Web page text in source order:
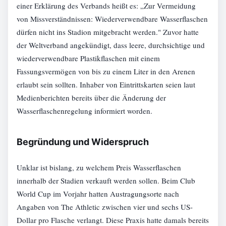
einer Erklärung des Verbands heißt es: „Zur Vermeidung
von Missverständnissen: Wiederverwendbare Wasserflaschen
dürfen nicht ins Stadion mitgebracht werden." Zuvor hatte
der Weltverband angekündigt, dass leere, durchsichtige und
wiederverwendbare Plastikflaschen mit einem
Fassungsvermögen von bis zu einem Liter in den Arenen
erlaubt sein sollten. Inhaber von Eintrittskarten seien laut
Medienberichten bereits über die Änderung der
Wasserflaschenregelung informiert worden.
Begründung und Widerspruch
Unklar ist bislang, zu welchem Preis Wasserflaschen
innerhalb der Stadien verkauft werden sollen. Beim Club
World Cup im Vorjahr hatten Austragungsorte nach
Angaben von The Athletic zwischen vier und sechs US-
Dollar pro Flasche verlangt. Diese Praxis hatte damals bereits